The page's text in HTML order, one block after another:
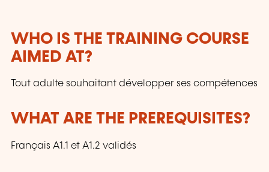
WHO IS THE TRAINING COURSE
AIMED AT?
Tout adulte souhaitant développer ses compétences
WHAT ARE THE PREREQUISITES?
Français A1.1 et A1.2 validés